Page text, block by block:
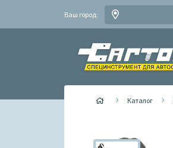
Ваш город:
Каталог